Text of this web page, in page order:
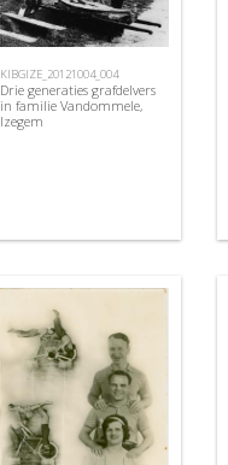
KIBGIZE_20121004_004
Drie generaties grafdelvers
in familie Vandommele,
Izegem